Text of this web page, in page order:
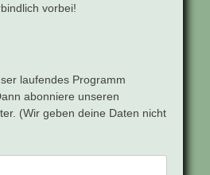
vorbei!
laufendes Programm
abonniere unseren
(Wir geben deine Daten nicht